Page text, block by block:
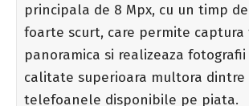
principala de 8 Mpx, cu un timp
foarte scurt, care permite captura
panoramica si realizeaza fotografii
calitate superioara multora dintre
telefoanele disponibile pe piata.